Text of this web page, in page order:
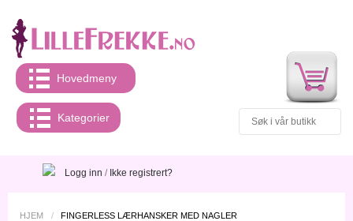
Hovedmeny
Kategorier
Logg inn / Ikke registrert?
HJEM / FINGERLESS LÆRHANSKER MED NAGLER